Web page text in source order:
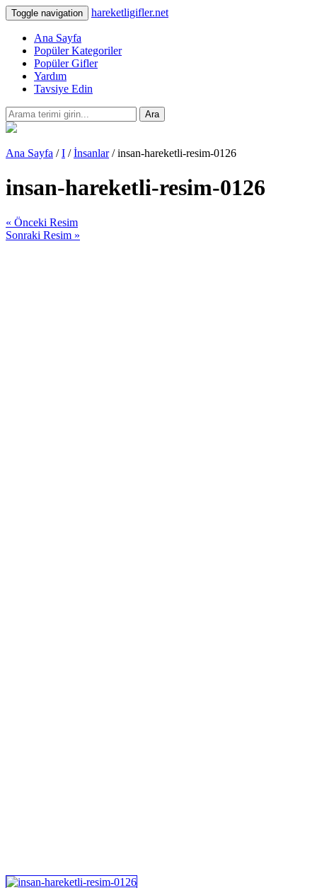
Toggle navigation hareketligifler.net
Ana Sayfa
Popüler Kategoriler
Popüler Gifler
Yardım
Tavsiye Edin
Ara
Ana Sayfa /I /İnsanlar/ insan-hareketli-resim-0126
insan-hareketli-resim-0126
« Önceki Resim
Sonraki Resim »